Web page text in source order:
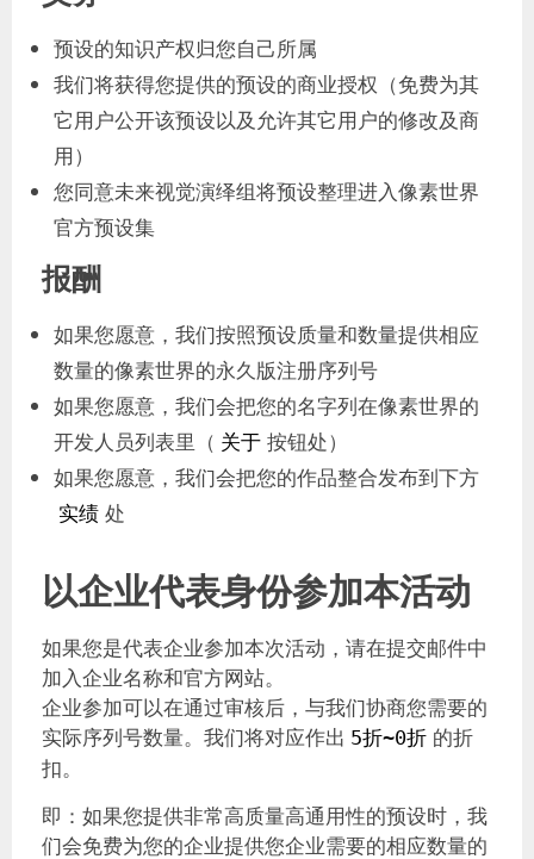
预设的知识产权归您自己所属
我们将获得您提供的预设的商业授权（免费为其
它用户公开该预设以及允许其它用户的修改及商
用）
您同意未来视觉演绎组将预设整理进入像素世界
官方预设集
报酬
如果您愿意，我们按照预设质量和数量提供相应
数量的像素世界的永久版注册序列号
如果您愿意，我们会把您的名字列在像素世界的
开发人员列表里（ 关于 按钮处）
如果您愿意，我们会把您的作品整合发布到下方
实绩 处
以企业代表身份参加本活动
如果您是代表企业参加本次活动，请在提交邮件中
加入企业名称和官方网站。
企业参加可以在通过审核后，与我们协商您需要的
实际序列号数量。我们将对应作出 5折~0折 的折
扣。
即：如果您提供非常高质量高通用性的预设时，我
们会免费为您的企业提供您企业需要的相应数量的